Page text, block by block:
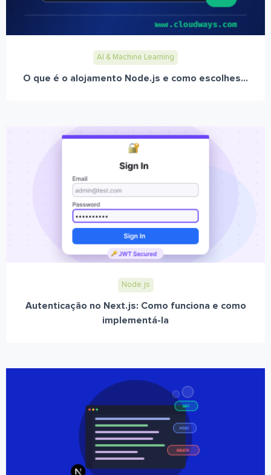
AI & Machine Learning
O que é o alojamento Node.js e como escolhes...
Node.js
Autenticação no Next.js: Como funciona e como
implementá-la